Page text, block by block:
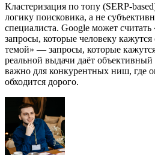
Кластеризация по топу (SERP-
логику поисковика, а не
специалиста. Google может
запросы, которые человеку
темой» — запросы, которые
реальной выдачи даёт объективный
важно для конкурентных ниш, где
обходится дорого.